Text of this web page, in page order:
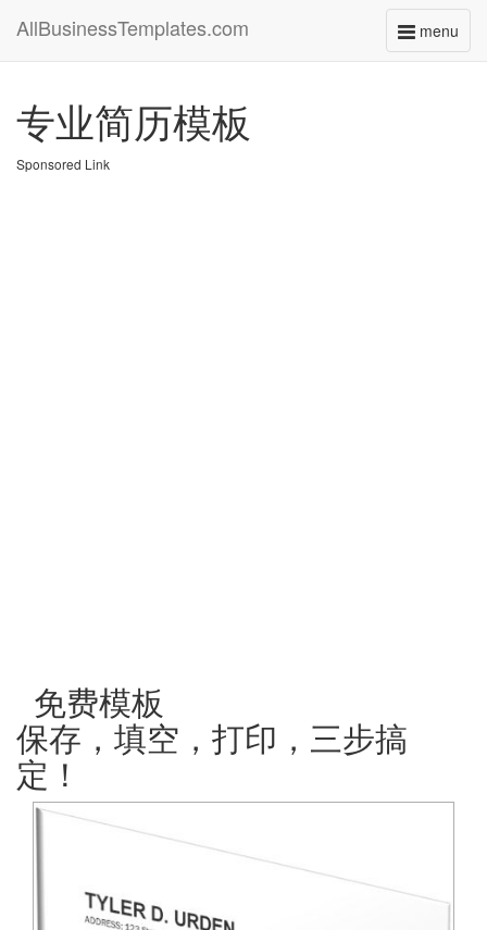
menu
Toggle
AllBusinessTemplates.com
专业简历模板
Sponsored Link
免费模板
保存，填空，打印，三步搞
定！